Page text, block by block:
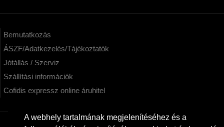
A webhely tartalmának megjelenítéséhez és a
Bemutatkozás
ÁSZF/Adatkezelés/Tájékoztatók
Jótállás / Szerviz
Szállítási információk
Cofidis expressz online áruhitel